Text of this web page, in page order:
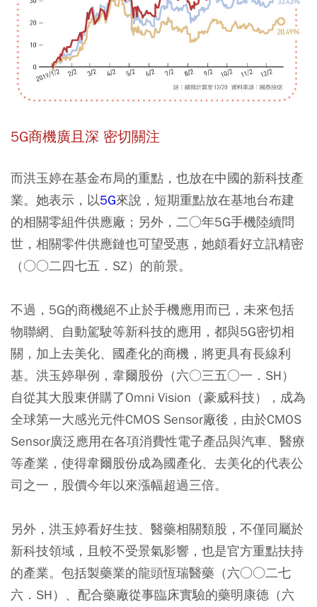
5G商機廣且深 密切關注
而洪玉婷在基金布局的重點，也放在中國的新科技產
業。她表示，以5G來說，短期重點放在基地台布建
的相關零組件供應廠；另外，二○年5G手機陸續問
世，相關零件供應鏈也可望受惠，她頗看好立訊精密
（○○二四七五．SZ）的前景。
不過，5G的商機絕不止於手機應用而已，未來包括
物聯網、自動駕駛等新科技的應用，都與5G密切相
關，加上去美化、國產化的商機，將更具有長線利
基。洪玉婷舉例，韋爾股份（六○三五○一．SH）
自從其大股東併購了Omni Vision（豪威科技），成為
全球第一大感光元件CMOS Sensor廠後，由於CMOS
Sensor廣泛應用在各項消費性電子產品與汽車、醫療
等產業，使得韋爾股份成為國產化、去美化的代表公
司之一，股價今年以來漲幅超過三倍。
另外，洪玉婷看好生技、醫藥相關類股，不僅同屬於
新科技領域，且較不受景氣影響，也是官方重點扶持
的產業。包括製藥業的龍頭恆瑞醫藥（六○○二七
六．SH）、配合藥廠從事臨床實驗的藥明康德（六